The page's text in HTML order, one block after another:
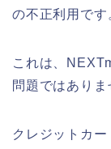
の不正利用です
これは、
問題ではありま
クレジットカ